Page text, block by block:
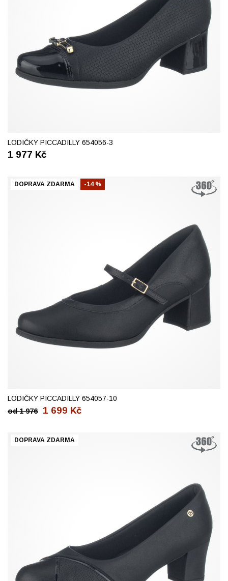
LODIČKY PICCADILLY 654056-3
1 977 Kč
DOPRAVA ZDARMA -14 %
LODIČKY PICCADILLY 654057-10
1 699 Kč
od 1 976
DOPRAVA ZDARMA